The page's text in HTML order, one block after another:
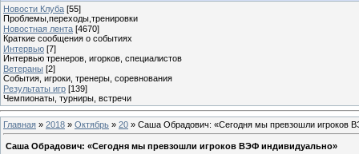
Новости Клуба [55]
Проблемы,переходы,тренировки
Новостная лента [4670]
Краткие сообщения о событиях
Интервью [7]
Интервью тренеров, игорков, специалистов
Ветераны [2]
События, игроки, тренеры, соревнования
Результаты игр [139]
Чемпионаты, турниры, встречи
Главная » 2018 » Октябрь » 20 » Саша Обрадович: «Сегодня мы превзошли игроков
Саша Обрадович: «Сегодня мы превзошли игроков ВЭФ индивидуально»